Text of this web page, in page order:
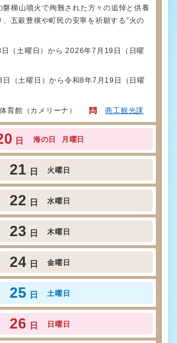
梯山噴火で殉難された方々の追悼と供養
五穀豊穣や町民の安寧を祈願する”火の
（土曜日）から 2026年7月19日（日曜
（土曜日）から令和8年7月19日（日曜
育館（カメリーナ）
商工観光課
日 海の日 月曜日
21 日 火曜日
22 日 水曜日
23 日 木曜日
24 日 金曜日
25 日 土曜日
26 日 日曜日